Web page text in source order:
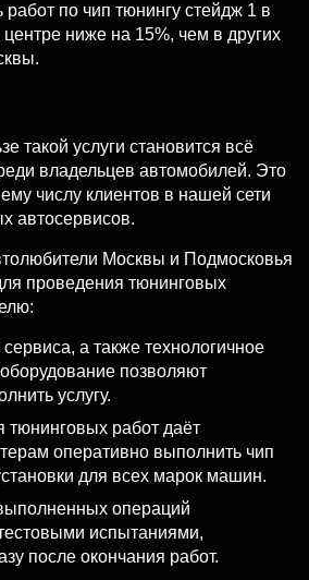
работ по чип тюнингу стейдж 1 в
ниже на 15%, чем в других
такой услуги становится всё
владельцев автомобилей. Это
числу клиентов в нашей сети
автосервисов.
Москвы и Подмосковья
проведения тюнинговых
а также технологичное
позволяют
услугу.
работ даёт
оперативно выполнить чип
для всех марок машин.
операций
испытаниями,
после окончания работ.